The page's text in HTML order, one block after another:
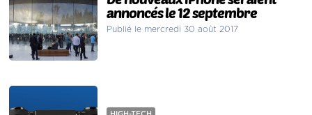
annoncés le 12 septembre
Publié le mercredi 30 août 2017